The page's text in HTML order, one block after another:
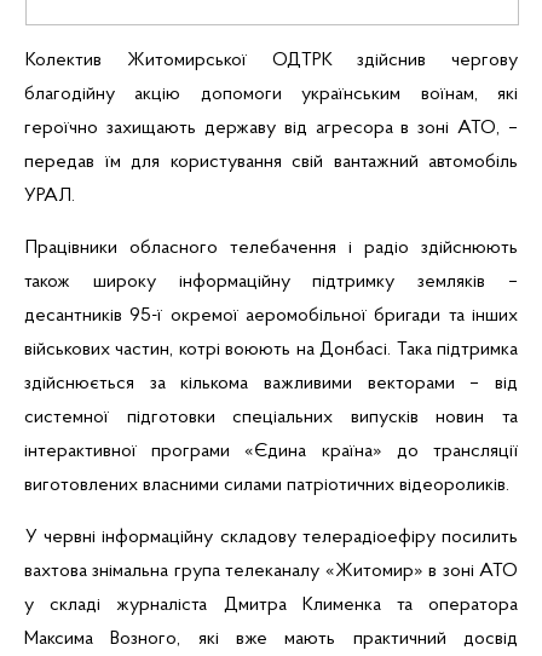
Колектив Житомирської ОДТРКздійснив чергову
благодійну акцію допомоги українським воїнам, які
героїчно захищають державу від агресора в зоніАТО, –
передав їм для користування свій вантажний автомобіль
УРАЛ.
Працівники обласного телебачення і радіо здійснюють
також широку інформаційну підтримку земляків –
десантників 95-ї окремої аеромобільної бригади та інших
військових частин, котрі воюють на Донбасі. Така підтримка
здійснюється за кількома важливими векторами – від
системної підготовки спеціальних випусків новин та
інтерактивної програми «Єдина країна» до трансляції
виготовлених власними силами патріотичних відеороликів.
У червні інформаційну складову телерадіоефіру посилить
вахтова знімальна група телеканалу «Житомир» в зоні АТО
у складі журналіста Дмитра Клименка та оператора
Максима
Возного, які вже мають практичний досвід